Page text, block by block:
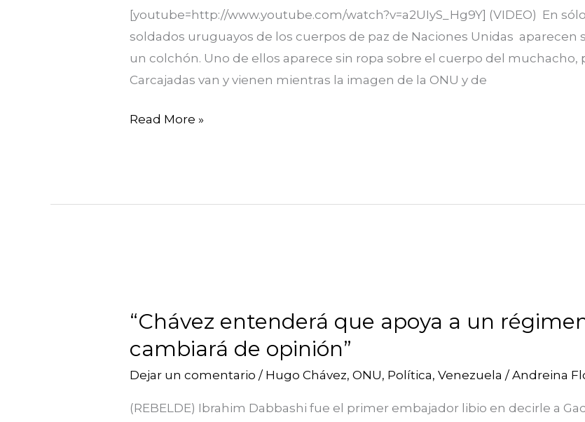
[youtube=http://www.youtube.com/watch?v=a2UIyS_Hg9Y] (VIDEO) En
soldados uruguayos de los cuerpos de paz de Naciones Unidas
un colchón. Uno de ellos aparece sin ropa sobre el cuerpo del
Carcajadas van y vienen mientras la imagen de la ONU y de
Haití:
\»Naciones
Unidas
debe
Read More »
“Chávez entenderá que apoya a un
cambiará de opinión”
Dejar un comentario / Hugo Chávez,ONU, Política,Venezuela /Andreina
(REBELDE) Ibrahim Dabbashi fue el primer embajador libio en decirle a
que
apoya
régimen